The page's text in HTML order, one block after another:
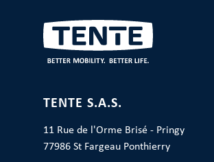
TENTE S.A.S.
11 Rue de l'Orme Brisé - Pringy
77986 St Fargeau Ponthierry